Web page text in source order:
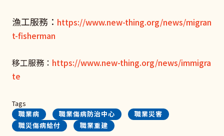
漁工服務： https://www.new-thing.org/news/migran
t-fisherman
移工服務： https://www.new-thing.org/news/immigra
te
Tags
職業病
職業傷病防治中心
職業災害
職災傷病給付
職業重建